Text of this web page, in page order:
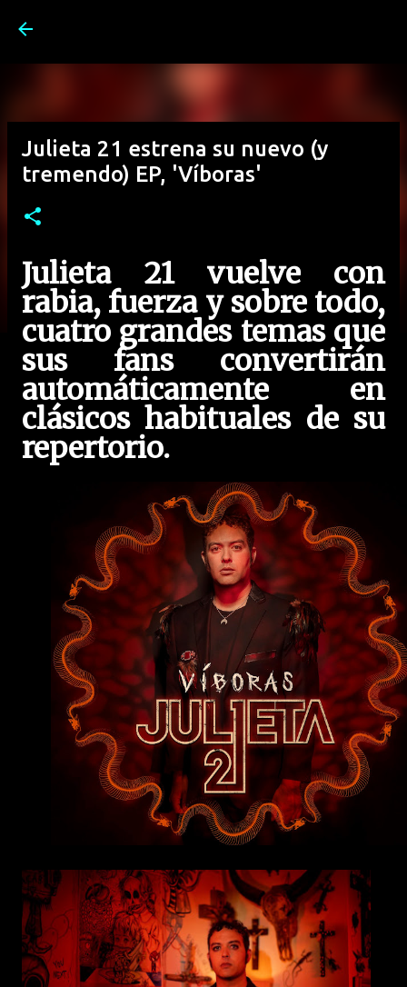
Julieta 21 estrena su nuevo (y
tremendo) EP, 'Víboras'
Julieta 21 vuelve con
rabia, fuerza y sobre todo,
cuatro grandes temas que
sus fans convertirán
automáticamente en
clásicos habituales de su
repertorio.